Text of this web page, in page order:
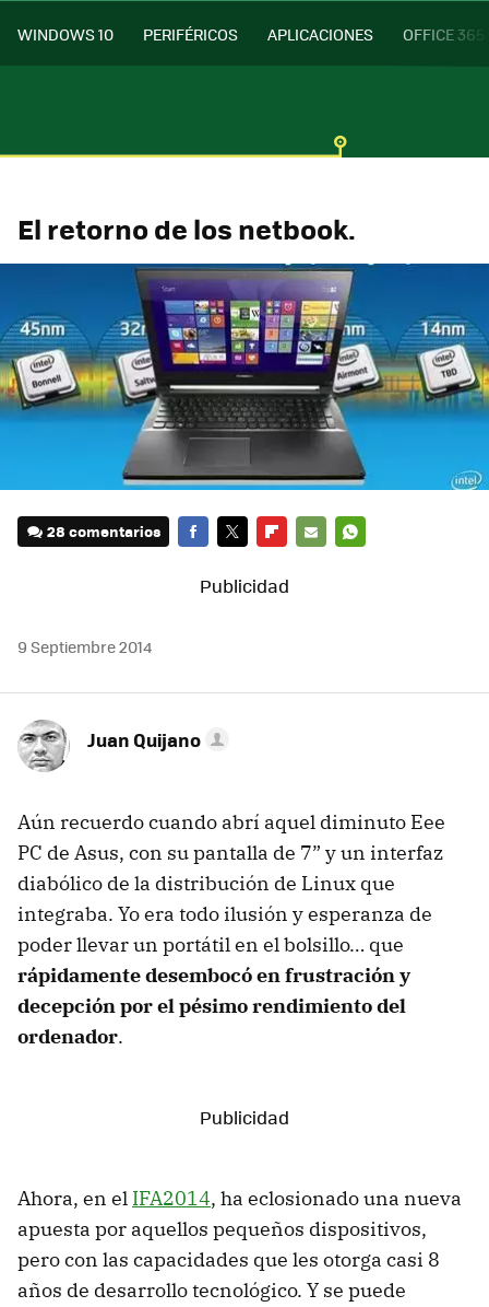
WINDOWS 10 PERIFÉRICOS APLICACIONES OFFICE 365
El retorno de los netbook.
28 comentarios
9 Septiembre 2014
Juan Quijano
Aún recuerdo cuando abrí aquel diminuto Eee
PC de Asus, con su pantalla de 7” y un interfaz
diabólico de la distribución de Linux que
integraba. Yo era todo ilusión y esperanza de
poder llevar un portátil en el bolsillo… que
rápidamente desembocó en frustración y
decepción por el pésimo rendimiento del
ordenador.
Ahora, en el IFA2014, ha eclosionado una nueva
apuesta por aquellos pequeños dispositivos,
pero con las capacidades que les otorga casi 8
años de desarrollo tecnológico. Y se puede